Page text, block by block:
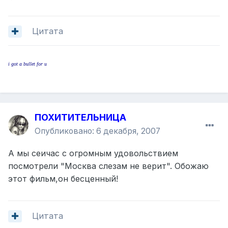
Цитата
i got a bullet for u
ПОХИТИТЕЛЬНИЦА
Опубликовано: 6 декабря, 2007
А мы сеичас с огромным удовольствием
посмотрели "Москва слезам не верит". Обожаю
этот фильм,он бесценный!
Цитата